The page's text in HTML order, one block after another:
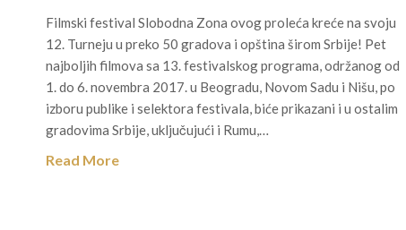
Filmski festival Slobodna Zona ovog proleća kreće na svoju
12. Turneju u preko 50 gradova i opština širom Srbije! Pet
najboljih filmova sa 13. festivalskog programa, održanog od
1. do 6. novembra 2017. u Beogradu, Novom Sadu i Nišu, po
izboru publike i selektora festivala, biće prikazani i u ostalim
gradovima Srbije, uključujući i Rumu,…
Read More